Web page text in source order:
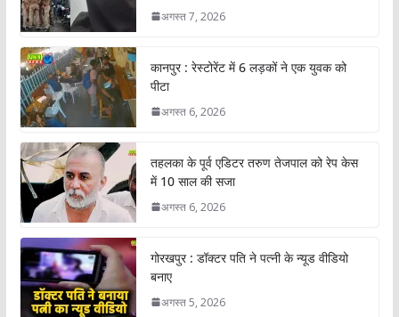
अगस्त 7, 2026
कानपुर : रेस्टोरेंट में 6 लड़कों ने एक युवक को
पीटा
अगस्त 6, 2026
तहलका के पूर्व एडिटर तरुण तेजपाल को रेप केस
में 10 साल की सजा
अगस्त 6, 2026
गोरखपुर : डॉक्टर पति ने पत्नी के न्यूड वीडियो
बनाए
अगस्त 5, 2026